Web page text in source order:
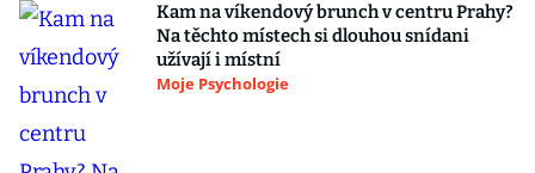
Kam na víkendový brunch v centru Prahy?
Na těchto místech si dlouhou snídani
užívají i místní
Moje Psychologie